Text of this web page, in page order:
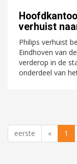
verhuist
Philips verhuist
Eindhoven van
verderop in de
onderdeel van
eerste « 1